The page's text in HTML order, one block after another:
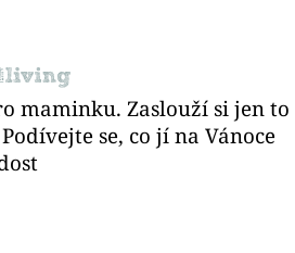
maminku. Zaslouží si jen to
se, co jí na Vánoce